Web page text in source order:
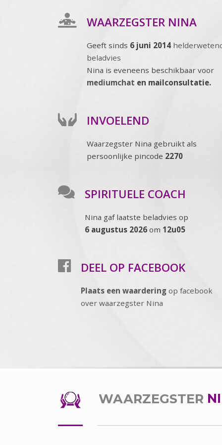
WAARZEGSTER NINA
Geeft sinds 6 juni 2014
beladvies
Nina is eveneens beschikbaar voor
mediumchat en mailconsultatie.
INVOELEND
Waarzegster Nina gebruikt als
persoonlijke pincode 2270
SPIRITUELE COACH
Nina gaf laatste beladvies op
6 augustus 2026 om 12u05
DEEL OP FACEBOOK
Plaats een waardering op facebook
over waarzegster Nina
WAARZEGSTER